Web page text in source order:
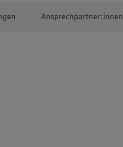
Ansprechpartner:innen